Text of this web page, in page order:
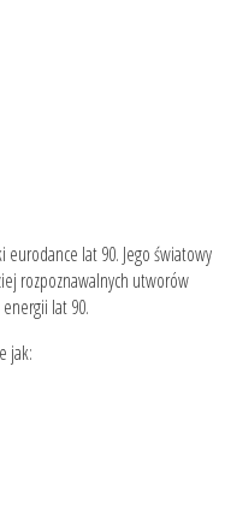
lat 90. Jego światowy
rozpoznawalnych utworów
lat 90.
jak: